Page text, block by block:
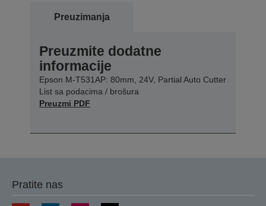
Preuzimanja
Preuzmite dodatne
informacije
Epson M-T531AP: 80mm, 24V, Partial Auto Cutter
List sa podacima / brošura
Preuzmi PDF
Pratite nas